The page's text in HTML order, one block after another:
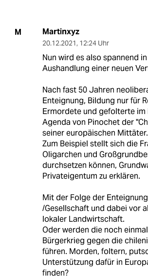
M Martinxyz
20.12.2021, 12:24 Uhr
Nun wird es also spannend
Aushandlung einer neuen
Nach fast 50 Jahren
Enteignung, Bildung nur für
Ermordete und gefolterte im
Agenda von Pinochet der
seiner europäischen Mittäter.
Zum Beispiel stellt sich die
Oligarchen und
durchsetzen können,
Privateigentum zu erklären.
Mit der Folge der
/Gesellschaft und dabei vor
lokaler Landwirtschaft.
Oder werden die noch
Bürgerkrieg gegen die
führen. Morden, foltern,
Unterstützung dafür in
finden?